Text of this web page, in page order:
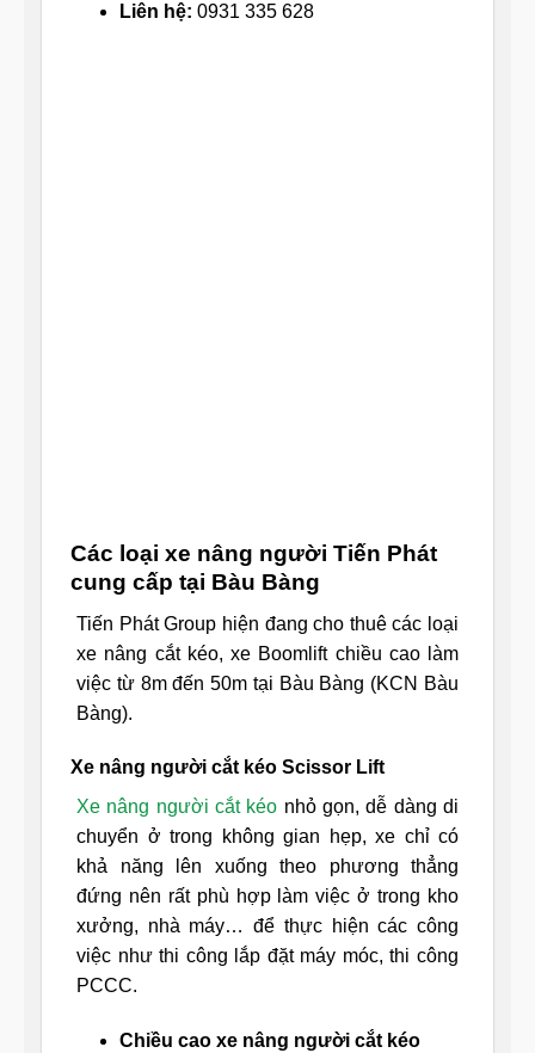
Liên hệ: 0931 335 628
Các loại xe nâng người Tiến Phát
cung cấp tại Bàu Bàng
Tiến Phát Group hiện đang cho thuê các loại
xe nâng cắt kéo, xe Boomlift chiều cao làm
việc từ 8m đến 50m tại Bàu Bàng (KCN Bàu
Bàng).
Xe nâng người cắt kéo Scissor Lift
Xe nâng người cắt kéo nhỏ gọn, dễ dàng di
chuyển ở trong không gian hẹp, xe chỉ có
khả năng lên xuống theo phương thẳng
đứng nên rất phù hợp làm việc ở trong kho
xưởng, nhà máy… để thực hiện các công
việc như thi công lắp đặt máy móc, thi công
PCCC.
Chiều cao xe nâng người cắt kéo